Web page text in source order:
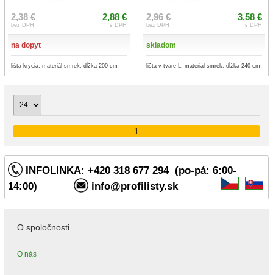
INFOLINKA: +420 318 677 294 (po-pá: 6:00-
14:00)
info@profilisty.sk
2,38 €
bez DPH
2,88 €
s DPH
na dopyt
lišta krycia, materiál smrek, dĺžka 200 cm
2,96 €
bez DPH
3,58 €
s DPH
skladom
lišta v tvare L, materiál smrek, dĺžka 240 cm
1
O spoločnosti
O nás